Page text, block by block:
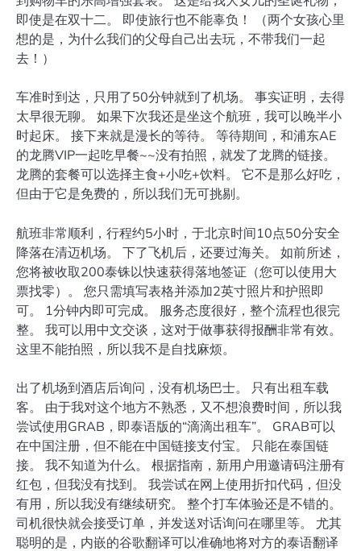
即使是在双十二。 即使旅行也不能辜负！ （两个女孩心里
想的是，为什么我们的父母自己出去玩，不带我们一起
去！）
车准时到达，只用了50分钟就到了机场。 事实证明，去得
太早很无聊。 如果下次我还是坐这个航班，我可以晚半小
时起床。 接下来就是漫长的等待。 等待期间，和浦东AE
的龙腾VIP一起吃早餐~~没有拍照，就发了龙腾的链接。
龙腾的套餐可以选择主食+小吃+饮料。 它不是那么好吃，
但由于它是免费的，所以我们无可挑剔。
航班非常顺利，行程约5小时，于北京时间10点50分安全
降落在清迈机场。 下了飞机后，还要过海关。 如前所述，
您将被收取200泰铢以快速获得落地签证（您可以使用大
票找零）。 您只需填写表格并添加2英寸照片和护照即
可。 1分钟内即可完成。 服务态度很好，整个流程也很完
整。 我可以用中文交谈，这对于做事获得报酬非常有效。
这里不能拍照，所以我不是自找麻烦。
出了机场到酒店后询问，没有机场巴士。 只有出租车载
客。 由于我对这个地方不熟悉，又不想浪费时间，所以我
尝试使用GRAB，即泰语版的“滴滴出租车”。 GRAB可以
在中国注册，但不能在中国链接支付宝。 只能在泰国链
接。 我不知道为什么。 根据指南，新用户用邀请码注册有
红包，但我没有找到。 我尝试在网上使用折扣代码，但没
有用，所以我没有继续研究。 整个打车体验还是不错的。
司机很快就会接受订单，并发送对话询问在哪里等。 尤其
聪明的是，内嵌的谷歌翻译可以准确地将对方的泰语翻译